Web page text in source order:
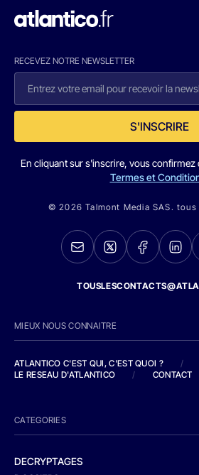
RECEVEZ NOTRE NEWSLETTER
S'INSCRIRE
En cliquant sur s'inscrire, vous confirmez
Termes et
© 2026 Talmont Media SAS.
MIEUX NOUS CONNAITRE
ATLANTICO C'EST QUI, C'EST QUOI ?
/
LE RESEAU D'ATLANTICO
/ CONTACT
CATEGORIES
DECRYPTAGES